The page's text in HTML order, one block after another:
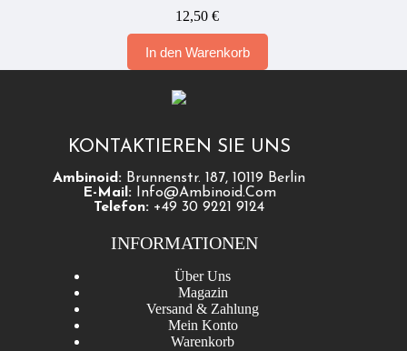
12,50€
In den Warenkorb
KONTAKTIEREN SIE UNS
Ambinoid: Brunnenstr. 187, 10119 Berlin
E-Mail: Info@ambinoid.com
Telefon: +49 30 9221 9124
INFORMATIONEN
Über Uns
Magazin
Versand & Zahlung
Mein Konto
Warenkorb